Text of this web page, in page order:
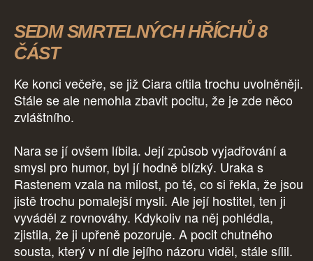
SEDM SMRTELNÝCH HŘÍCHŮ 8
ČÁST
Ke konci večeře, se již Ciara cítila trochu uvolněněji.
Stále se ale nemohla zbavit pocitu, že je zde něco
zvláštního.
Nara se jí ovšem líbila. Její způsob vyjadřování a
smysl pro humor, byl jí hodně blízký. Uraka s
Rastenem vzala na milost, po té, co si řekla, že jsou
jistě trochu pomalejší mysli. Ale její hostitel, ten ji
vyváděl z rovnováhy. Kdykoliv na něj pohlédla,
zjistila, že ji upřeně pozoruje. A pocit chutného
sousta, který v ní dle jejího názoru viděl, stále sílil.